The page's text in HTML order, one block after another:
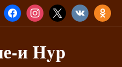
FACEBOOKINSTAGRAM
X VKONTAKTE
и Hyp